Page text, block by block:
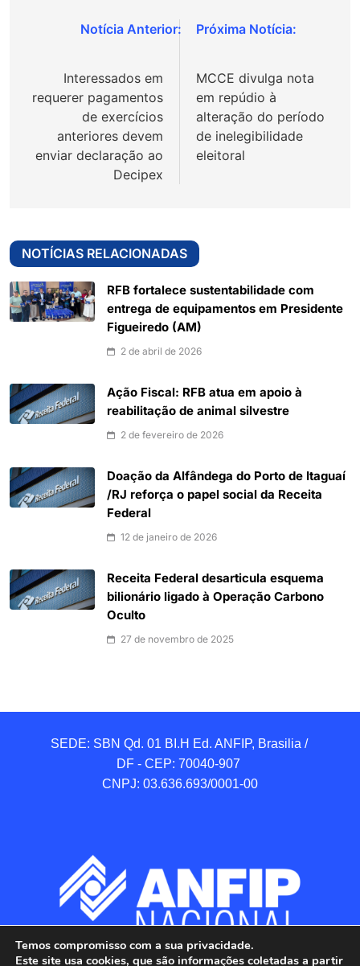
Navegação
Post
Interessados em
requerer pagamentos
de exercícios
anteriores devem
enviar declaração ao
Decipex
MCCE divulga nota
em repúdio à
alteração do período
de inelegibilidade
eleitoral
NOTÍCIAS RELACIONADAS
RFB fortalece sustentabilidade com
entrega de equipamentos em Presidente
Figueiredo (AM)
2 de abril de 2026
Ação Fiscal: RFB atua em apoio à
reabilitação de animal silvestre
2 de fevereiro de 2026
Doação da Alfândega do Porto de Itaguaí
/RJ reforça o papel social da Receita
Federal
12 de janeiro de 2026
Receita Federal desarticula esquema
bilionário ligado à Operação Carbono
Oculto
27 de novembro de 2025
SEDE: SBN Qd. 01 BI.H Ed. ANFIP, Brasilia /
DF - CEP: 70040-907
CNPJ: 03.636.693/0001-00
Temos compromisso com a sua privacidade.
Este site usa cookies, que são informações coletadas a partir